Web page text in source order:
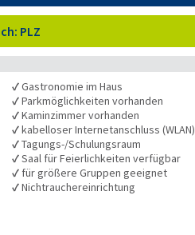
PLZ
✓Gastronomie im Haus
✓Parkmöglichkeiten vorhanden
✓Kaminzimmer vorhanden
✓kabelloser Internetanschluss (WLAN)
✓Tagungs-/Schulungsraum
✓Saal für Feierlichkeiten verfügbar
✓ für größere Gruppen geeignet
✓Nichtrauchereinrichtung